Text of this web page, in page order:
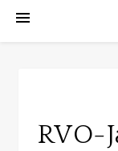
RVO-